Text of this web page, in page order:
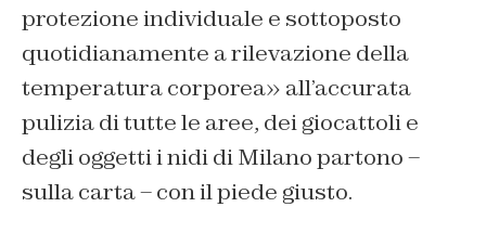
protezione individuale e sottoposto
quotidianamente a rilevazione della
temperatura corporea» all’accurata
pulizia di tutte le aree, dei giocattoli e
degli oggetti i nidi di Milano partono –
sulla carta – con il piede giusto.